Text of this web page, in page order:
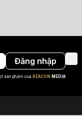
Đăng nhập
sản phẩm của BEACON MEDIA